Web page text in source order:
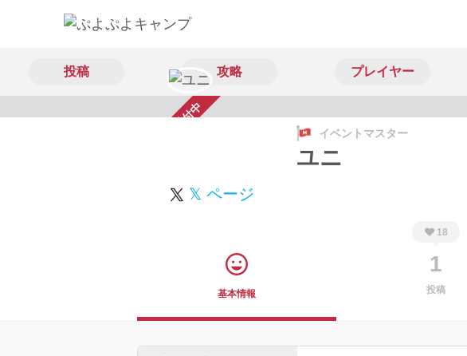
投稿 攻略 プレイヤー
スカウト受付中 イベントマスター
ユニ
𝕏 ページ
基本情報
18
1
投稿